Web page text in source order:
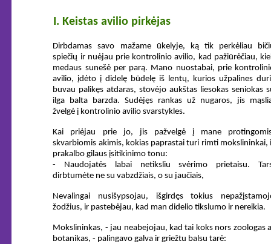
I. Keistas avilio pirkėjas
Dirbdamas savo mažame ūkelyje, ką tik perkėliau
spiečių ir nuėjau prie kontrolinio avilio, kad pažiūrėčiau,
medaus sunešė per parą. Mano nuostabai, prie
avilio, įdėto į didelę būdelę iš lentų, kurios užpalines
buvau palikęs atdaras, stovėjo aukštas liesokas seniokas
ilga balta barzda. Sudėjęs rankas už nugaros, jis
žvelgė į kontrolinio avilio svarstykles.
Kai priėjau prie jo, jis pažvelgė į mane
skvarbiomis akimis, kokias paprastai turi rimti mokslininkai,
prakalbo gilaus įsitikinimo tonu:
- Naudojatės labai netiksliu svėrimo prietaisu.
dirbtumėte ne su vabzdžiais, o su jaučiais,
Nevalingai nusišypsojau, išgirdęs tokius
žodžius, ir pastebėjau, kad man didelio tikslumo ir nereikia.
Mokslininkas, - jau neabejojau, kad tai koks nors zoologas
botanikas, - palingavo galva ir griežtu balsu tarė: